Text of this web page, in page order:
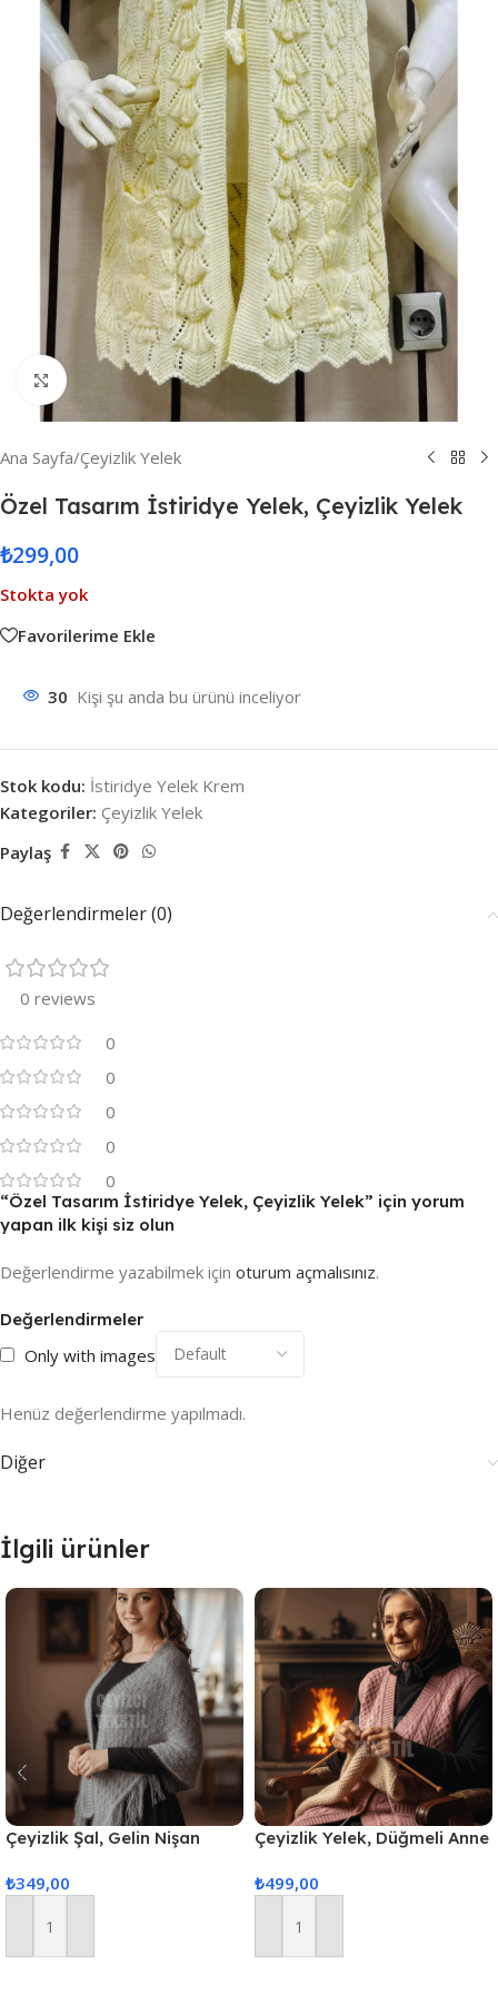
Resmi Büyüt
Ana Sayfa/Çeyizlik Yelek
Özel Tasarım İstiridye Yelek, Çeyizlik Yelek
₺299,00
Stokta yok
Favorilerime Ekle
30 Kişi şu anda bu ürünü inceliyor
Stok kodu: İstiridye Yelek Krem
Kategoriler: Çeyizlik Yelek
Paylaş
Değerlendirmeler (0)
0 reviews
0
0
0
0
0
Değerlendirmeler
Only with images
Henüz değerlendirme yapılmadı.
“Özel Tasarım İstiridye Yelek, Çeyizlik Yelek” için yorum
yapan ilk kişi siz olun
Değerlendirme yazabilmek için oturum açmalısınız.
Diğer
İlgili ürünler
Çeyizlik Şal, Gelin Nişan
₺349,00
Sepete Ekle
Çeyizlik Yelek, Düğmeli Anne
Yelek, Gelin Simli Cepli Yelek
₺499,00
Sepete Ekle